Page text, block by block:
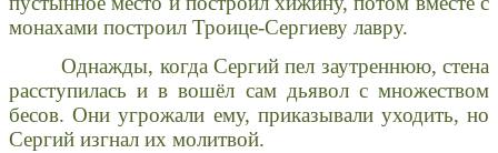
монахами построил Троице-Сергиеву лавру.
Однажды, когда Сергий пел заутреннюю, стена
расступилась и в вошёл сам дьявол с множеством
бесов. Они угрожали ему, приказывали уходить, но
Сергий изгнал их молитвой.